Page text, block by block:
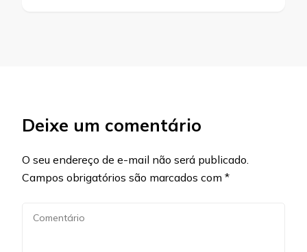
Deixe um comentário
O seu endereço de e-mail não será publicado.
Campos obrigatórios são marcados com *